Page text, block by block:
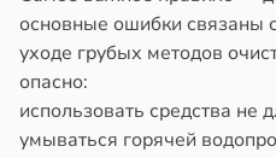
основные ошибки связаны
уходе грубых методов
опасно:
использовать средства не
умываться горячей